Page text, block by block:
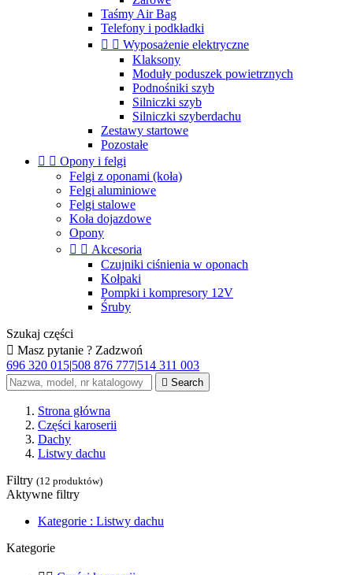
Taśmy Air Bag
Telefony i podkładki
  Wyposażenie elektryczne
Klaksony
Moduły poduszek powietrznych
Podnośniki szyb
Silniczki szyb
Silniczki szyberdachu
Zestawy startowe
Pozostałe
  Opony i felgi
Felgi z oponami (koła)
Felgi aluminiowe
Felgi stalowe
Koła dojazdowe
Opony
  Akcesoria
Czujniki ciśnienia w oponach
Kołpaki
Pompki i kompresory 12V
Śruby
Szukaj części
 Masz pytanie ? Zadzwoń
696 320 015|508 876 777|514 311 003
 Search
Strona główna
Części karoserii
Dachy
Listwy dachu
Filtry (12 produktów)
Aktywne filtry
Kategorie : Listwy dachu
Kategorie